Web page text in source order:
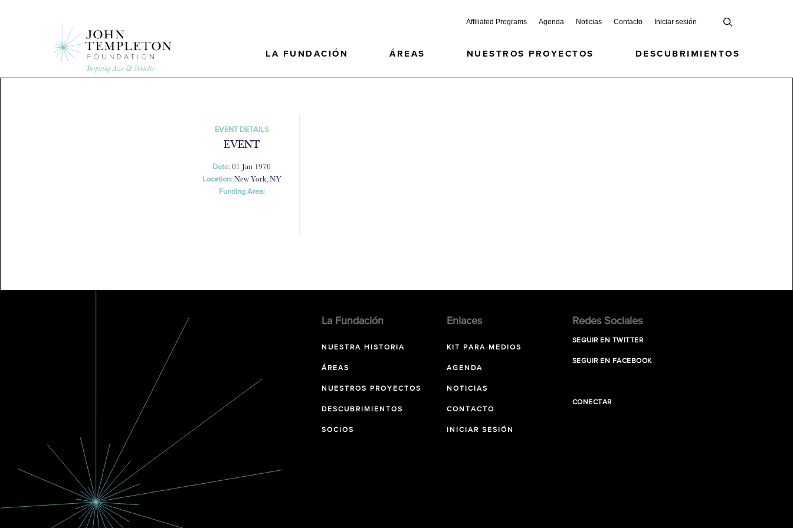
Affiliated Programs Agenda Noticias Contacto Iniciar sesión
LA FUNDACIÓN ÁREAS NUESTROS PROYECTOS DESCUBRIMIENTOS
EVENT DETAILS
EVENT
Date: 01 Jan 1970
Location: New York, NY
Funding Area:
La Fundación
NUESTRA HISTORIA
ÁREAS
NUESTROS PROYECTOS
DESCUBRIMIENTOS
SOCIOS
Enlaces
KIT PARA MEDIOS
AGENDA
NOTICIAS
CONTACTO
INICIAR SESIÓN
Redes Sociales
SEGUIR EN TWITTER
SEGUIR EN FACEBOOK
CONECTAR